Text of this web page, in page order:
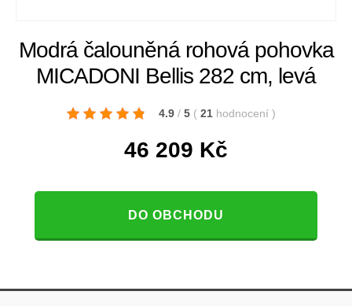
Modrá čalouněná rohová pohovka
MICADONI Bellis 282 cm, levá
4.9 / 5 ( 21 hodnocení )
46 209 Kč
DO OBCHODU